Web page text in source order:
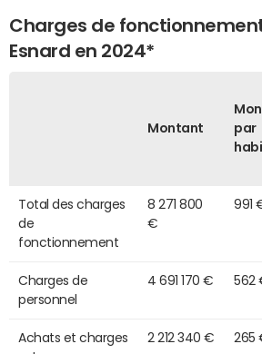
Charges de
Esnard en 2024*
Montant
par
Total des charges
de
fonctionnement
8 271 800
€
991
Charges de
personnel
4 691 170 € 562
Achats et charges
2 212 340 € 265